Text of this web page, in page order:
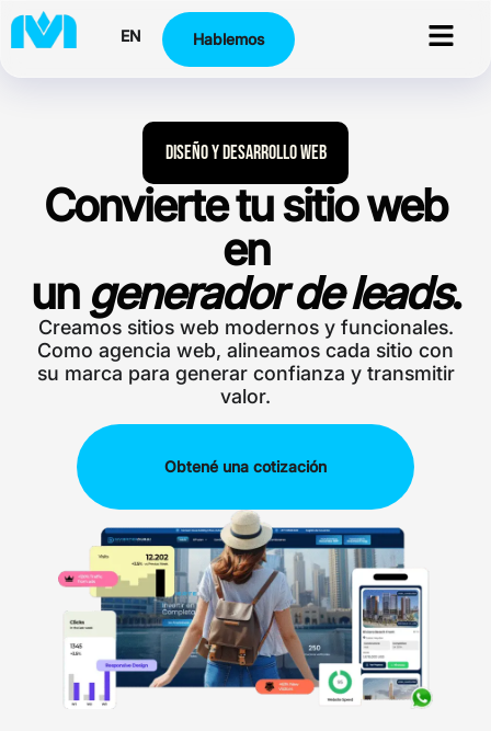
EN Hablemos
Diseño y Desarrollo Web
Convierte tu sitio web
en
un generador de leads.
Creamos sitios web modernos y funcionales.
Como agencia web, alineamos cada sitio con
su marca para generar confianza y transmitir
valor.
Obtené una cotización